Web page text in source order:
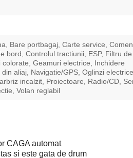
Bare portbagaj, Carte service,
bord, Controlul tractiunii, ESP, Filtru de
colorate, Geamuri electrice, Inchidere
aliaj, Navigatie/GPS, Oglinzi electrice,
incalzit, Proiectoare, Radio/CD,
Volan reglabil
CAGA automat
si este gata de drum